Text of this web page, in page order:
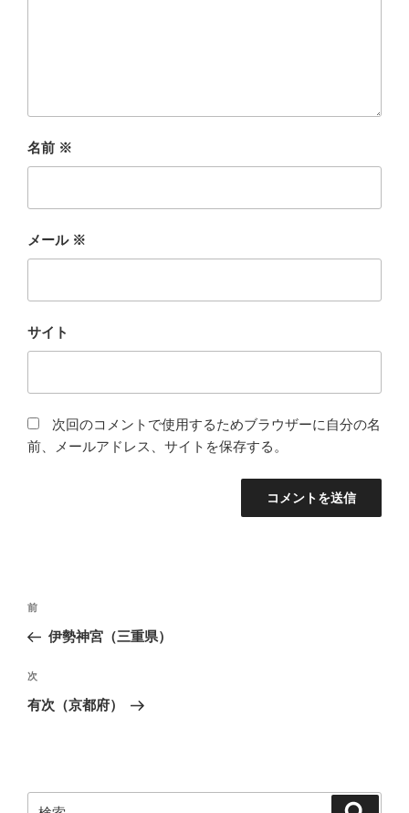
名前 ※
メール ※
サイト
次回のコメントで使用するためブラウザーに自分の名
前、メールアドレス、サイトを保存する。
投
ナ
ビ
ゲ
ン
過
去
投
稿
前
伊勢神宮（三重県）
次
の
次
有次（京都府）